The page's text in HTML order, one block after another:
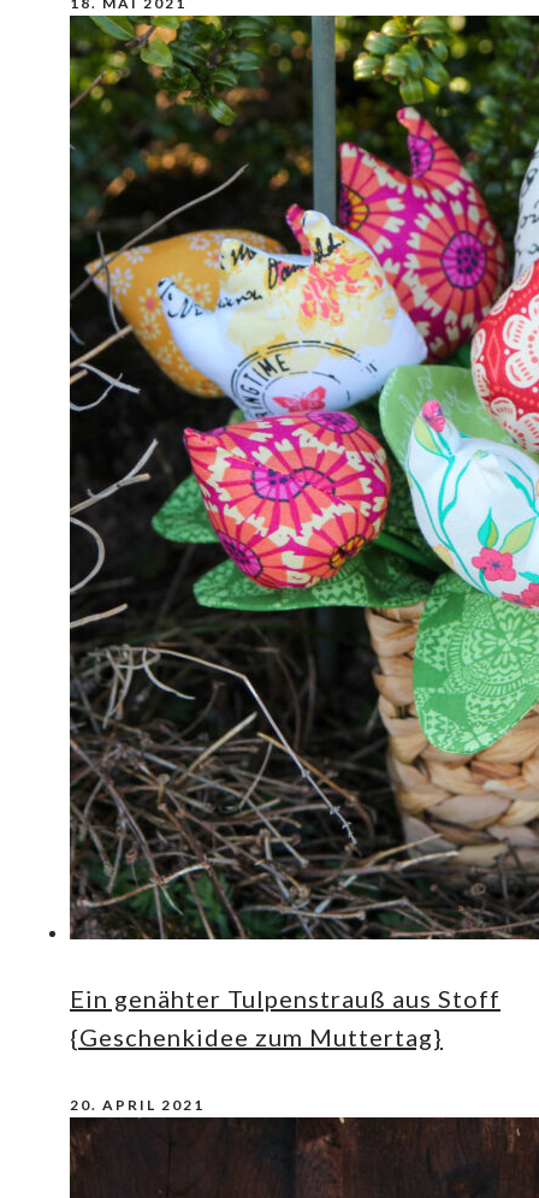
Ein genähter Tulpenstrauß aus Stoff
{Geschenkidee zum Muttertag}
20. APRIL 2021